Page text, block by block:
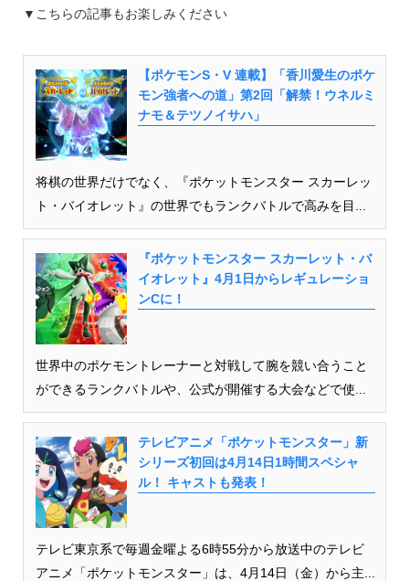
▼こちらの記事もお楽しみください
【ポケモンS・V 連載】「香川愛生のポケ
モン強者への道」第2回「解禁！ウネルミ
ナモ＆テツノイサハ」
将棋の世界だけでなく、『ポケットモンスター スカーレッ
ト・バイオレット』の世界でもランクバトルで高みを目...
『ポケットモンスター スカーレット・バ
イオレット』4月1日からレギュレーショ
ンCに！
世界中のポケモントレーナーと対戦して腕を競い合うこと
ができるランクバトルや、公式が開催する大会などで使...
テレビアニメ「ポケットモンスター」新
シリーズ初回は4月14日1時間スペシャ
ル！ キャストも発表！
テレビ東京系で毎週金曜よる6時55分から放送中のテレビ
アニメ「ポケットモンスター」は、4月14日（金）から主...